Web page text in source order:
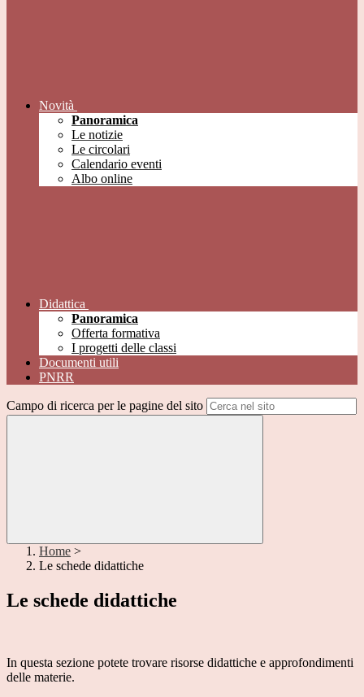
Novità
Panoramica
Le notizie
Le circolari
Calendario eventi
Albo online
Didattica
Panoramica
Offerta formativa
I progetti delle classi
Documenti utili
PNRR
Campo di ricerca per le pagine del sito
Home >
Le schede didattiche
Le schede didattiche
In questa sezione potete trovare risorse didattiche e approfondimenti
delle materie.